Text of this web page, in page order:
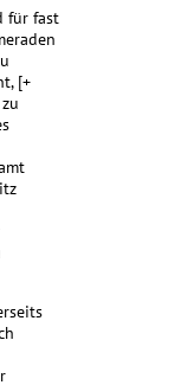
für fast
[+